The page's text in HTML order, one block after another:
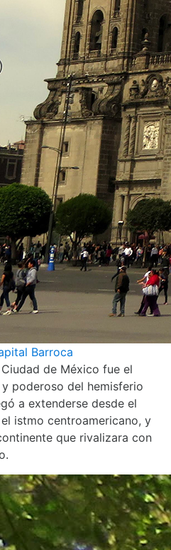
Barroca
de México fue el
poderoso del hemisferio
a extenderse desde el
istmo centroamericano, y
que rivalizara con